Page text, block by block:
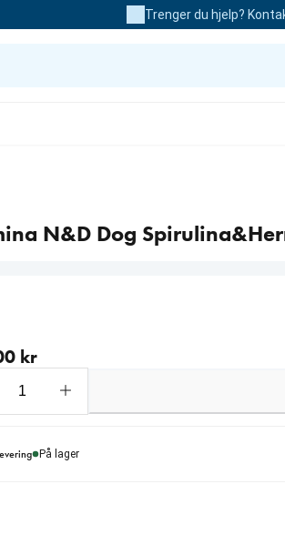
Trenger du hjelp?
N&D Dog
kr
På lager